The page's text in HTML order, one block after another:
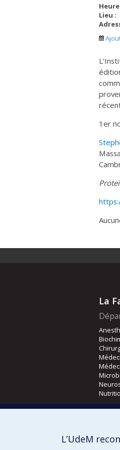
Heure
Lieu :
1er
La
L’UdeM